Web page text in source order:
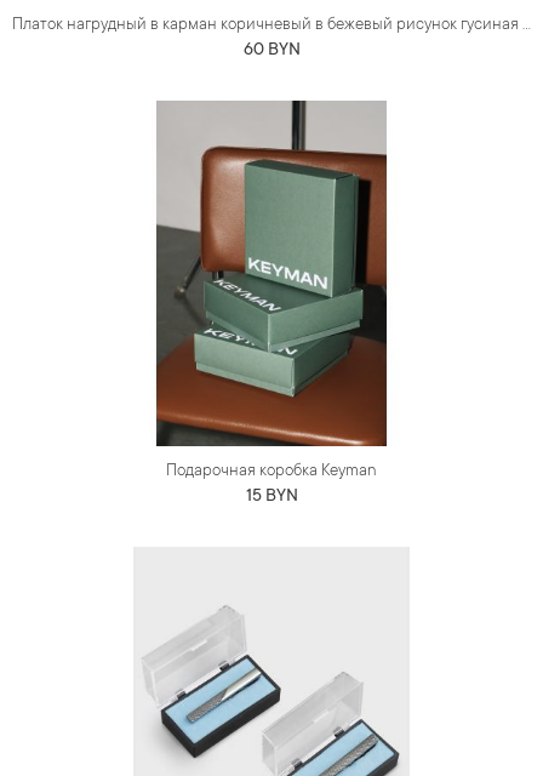
Платок нагрудный в карман коричневый в бежевый рисунок гусиная лапка (шерсть)
60 BYN
Подарочная коробка Keyman
15 BYN